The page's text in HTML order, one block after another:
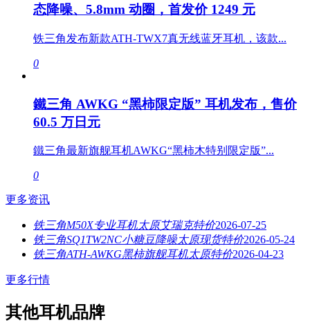
态降噪、5.8mm 动圈，首发价 1249 元
铁三角发布新款ATH-TWX7真无线蓝牙耳机，该款...
0
鐵三角 AWKG “黑柿限定版” 耳机发布，售价
60.5 万日元
鐵三角最新旗舰耳机AWKG“黑柿木特别限定版”...
0
更多资讯
铁三角M50X专业耳机太原艾瑞克特价2026-07-25
铁三角SQ1TW2NC小糖豆降噪太原现货特价2026-05-24
铁三角ATH-AWKG黑柿旗舰耳机太原特价2026-04-23
更多行情
其他耳机品牌